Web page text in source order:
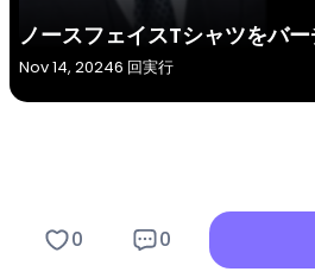
ノースフェイスTシャツをバ
Nov 14, 20246 回実行
ノースフェイスTシ
0 0